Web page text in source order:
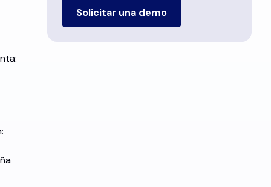
Solicitar una demo